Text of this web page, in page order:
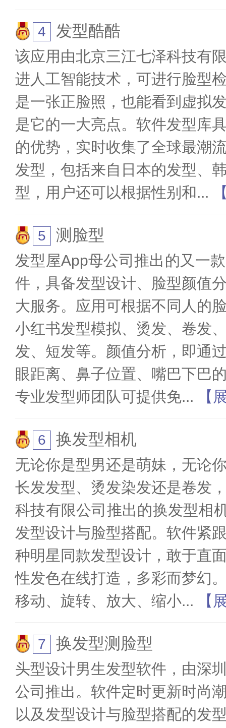
发型酷酷
该应用由北京三江七泽科技有
进人工智能技术，可进行脸型
是一张正脸照，也能看到虚拟
是它的一大亮点。软件发型库
的优势，实时收集了全球最潮
发型，包括来自日本的发型、
型，用户还可以根据性别和...
测脸型
发型屋App母公司推出的又一
件，具备发型设计、脸型颜值
大服务。应用可根据不同人的
小红书发型模拟、烫发、卷发
发、短发等。颜值分析，即通
眼距离、鼻子位置、嘴巴下巴
专业发型师团队可提供免... 【
换发型相机
无论你是型男还是萌妹，无论
长发发型、烫发染发还是卷发
科技有限公司推出的换发型相
发型设计与脸型搭配。软件紧
种明星同款发型设计，敢于直
性发色在线打造，多彩而梦幻
移动、旋转、放大、缩小... 【
换发型测脸型
头型设计男生发型软件，由深
公司推出。软件定时更新时尚
以及发型设计与脸型搭配的发